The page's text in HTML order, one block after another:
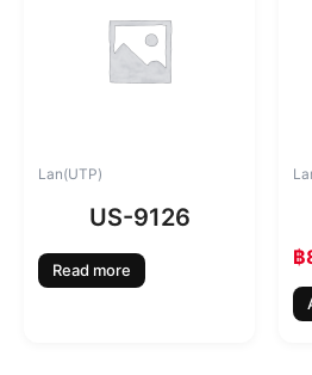
Lan(UTP)
US-9126
Read more
฿